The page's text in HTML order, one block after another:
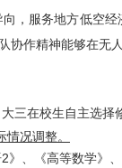
，服务地方低空
协作精神能够在
三在校生自主选择
况调整。
2》、《高等数学》